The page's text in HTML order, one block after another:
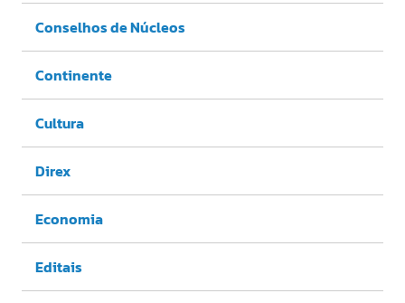
Conselhos de Núcleos
Continente
Cultura
Direx
Economia
Editais